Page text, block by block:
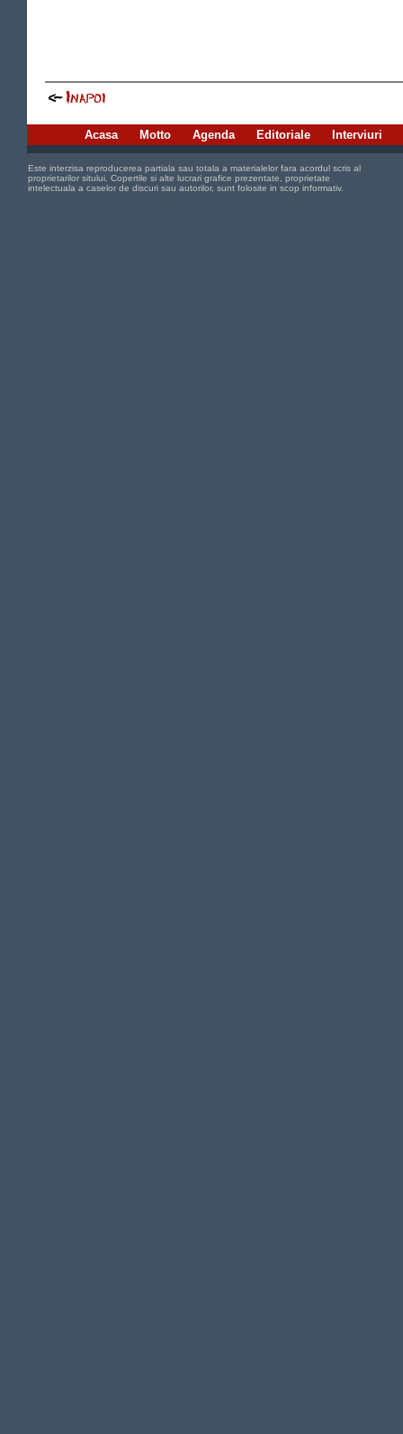
Acasa Motto Agenda Editoriale Interviuri
Este interzisa reproducerea partiala sau totala a materialelor fara acordul scris al
proprietarilor sitului. Copertile si alte lucrari grafice prezentate, proprietate
intelectuala a caselor de discuri sau autorilor, sunt folosite in scop informativ.